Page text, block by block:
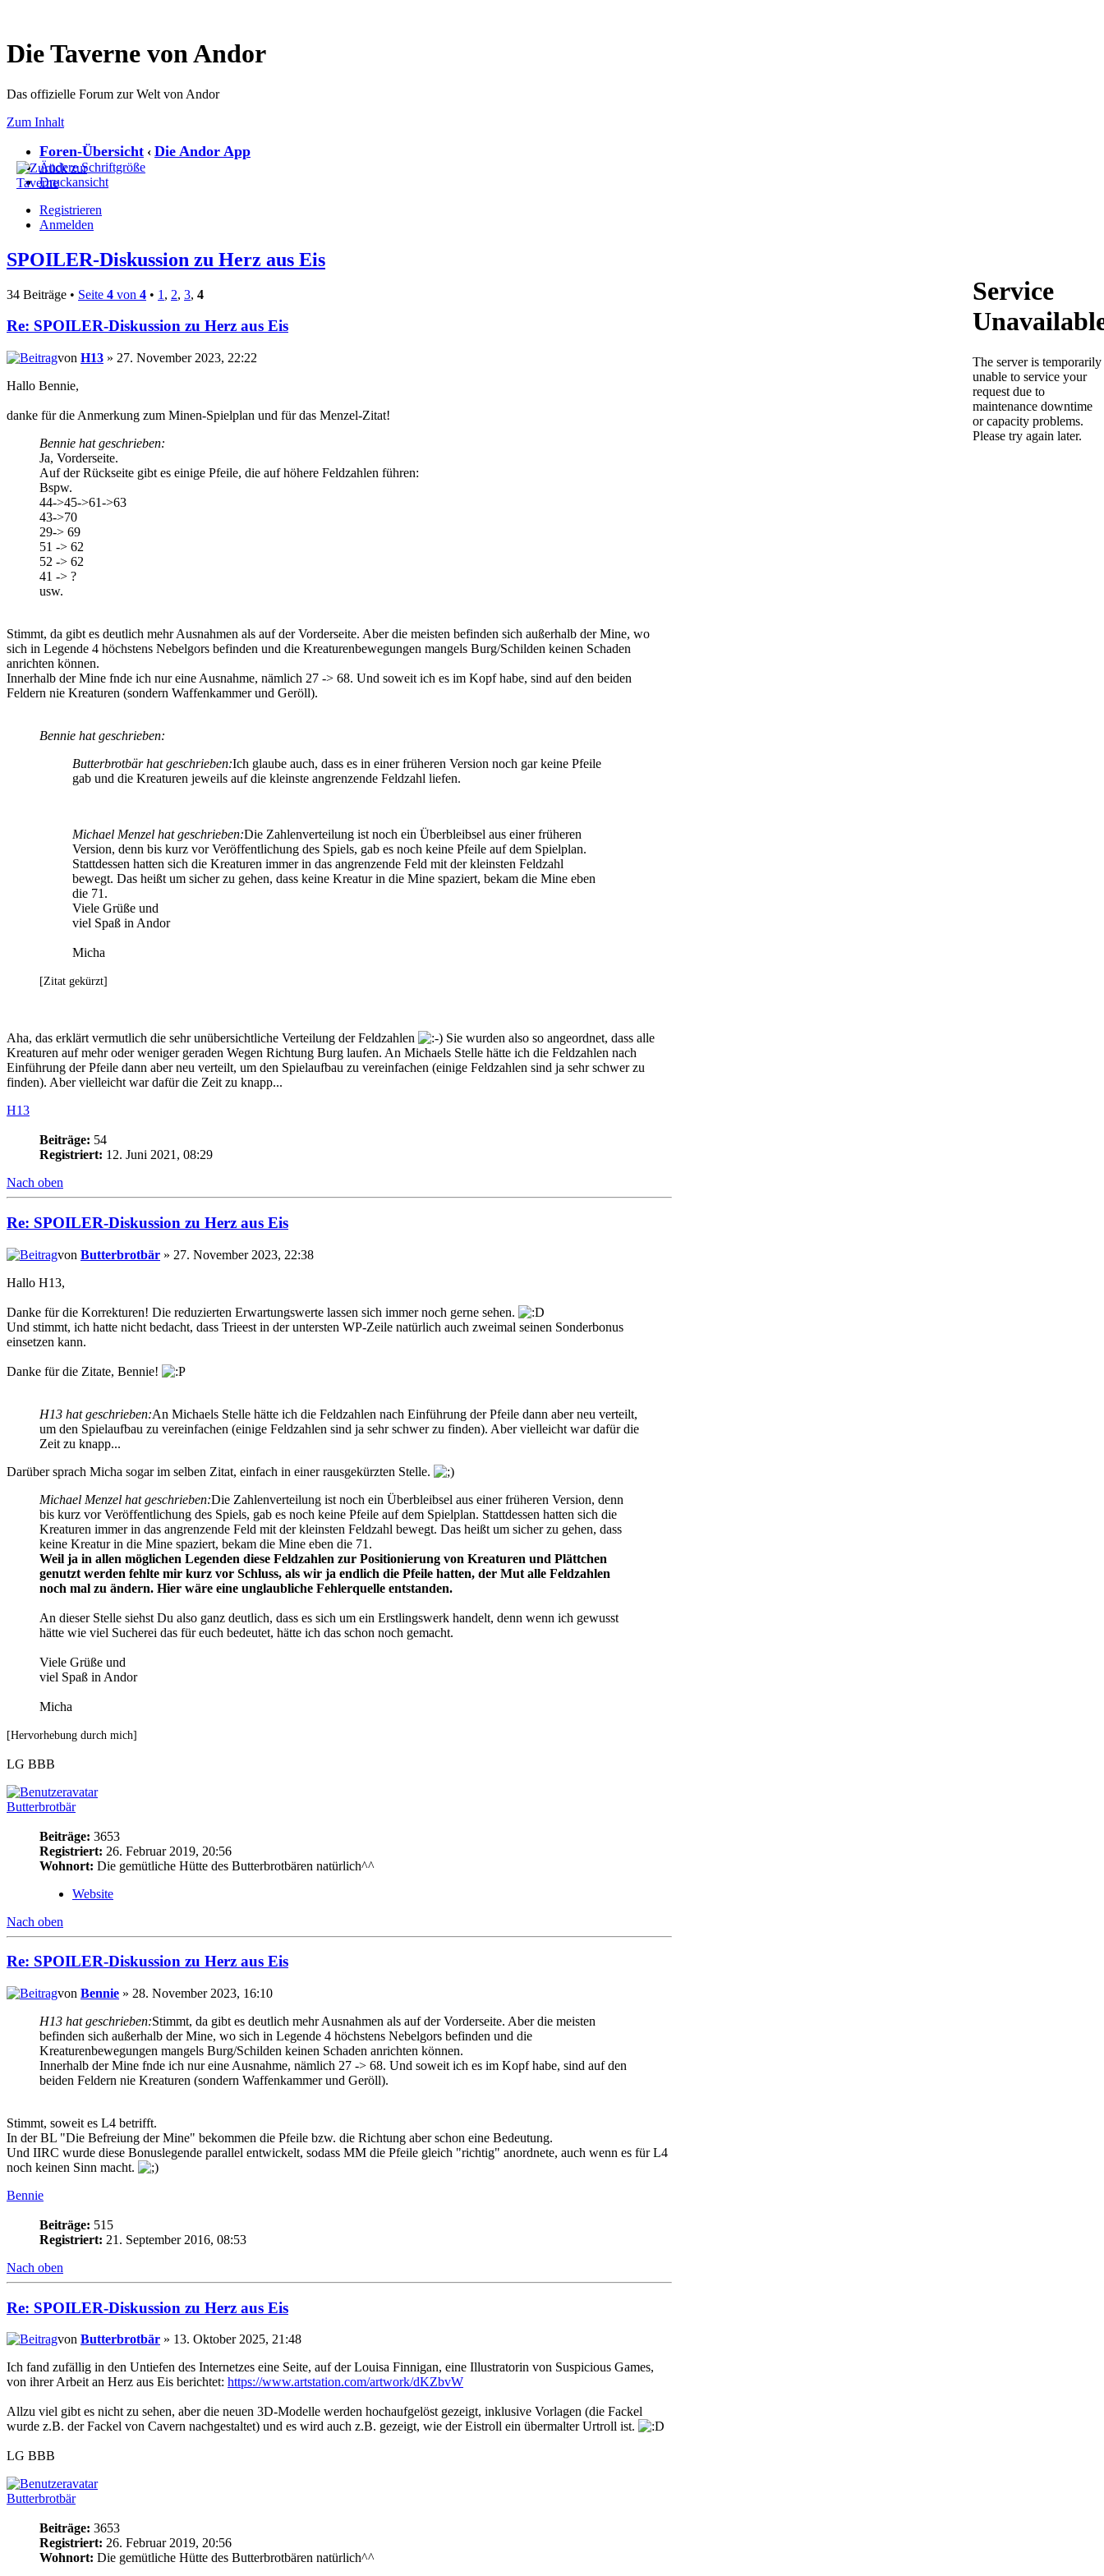
Die Taverne von Andor
Das offizielle Forum zur Welt von Andor
Zum Inhalt
Foren-Übersicht ‹ Die Andor App
Ändere Schriftgröße
Druckansicht
Registrieren
Anmelden
SPOILER-Diskussion zu Herz aus Eis
34 Beiträge • Seite 4 von 4 • 1 , 2, 3, 4
Re: SPOILER-Diskussion zu Herz aus Eis
von H13 » 27. November 2023, 22:22
Hallo Bennie,
danke für die Anmerkung zum Minen-Spielplan und für das Menzel-Zitat!
Bennie hat geschrieben:
Ja, Vorderseite.
Auf der Rückseite gibt es einige Pfeile, die auf höhere Feldzahlen führen:
Bspw.
44->45->61->63
43->70
29-> 69
51 -> 62
52 -> 62
41 -> ?
usw.
Stimmt, da gibt es deutlich mehr Ausnahmen als auf der Vorderseite. Aber die meisten befinden sich außerhalb der Mine, wo
sich in Legende 4 höchstens Nebelgors befinden und die Kreaturenbewegungen mangels Burg/Schilden keinen Schaden
anrichten können.
Innerhalb der Mine fnde ich nur eine Ausnahme, nämlich 27 -> 68. Und soweit ich es im Kopf habe, sind auf den beiden
Feldern nie Kreaturen (sondern Waffenkammer und Geröll).
Bennie hat geschrieben:
Butterbrotbär hat geschrieben:Ich glaube auch, dass es in einer früheren Version noch gar keine Pfeile
gab und die Kreaturen jeweils auf die kleinste angrenzende Feldzahl liefen.
Michael Menzel hat geschrieben:Die Zahlenverteilung ist noch ein Überbleibsel aus einer früheren
Version, denn bis kurz vor Veröffentlichung des Spiels, gab es noch keine Pfeile auf dem Spielplan.
Stattdessen hatten sich die Kreaturen immer in das angrenzende Feld mit der kleinsten Feldzahl
bewegt. Das heißt um sicher zu gehen, dass keine Kreatur in die Mine spaziert, bekam die Mine eben
die 71.
Viele Grüße und
viel Spaß in Andor
Micha
[Zitat gekürzt]
Aha, das erklärt vermutlich die sehr unübersichtliche Verteilung der Feldzahlen
Sie wurden also so angeordnet, dass alle
Kreaturen auf mehr oder weniger geraden Wegen Richtung Burg laufen. An Michaels Stelle hätte ich die Feldzahlen nach
Einführung der Pfeile dann aber neu verteilt, um den Spielaufbau zu vereinfachen (einige Feldzahlen sind ja sehr schwer zu
finden). Aber vielleicht war dafür die Zeit zu knapp...
H13
Beiträge: 54
Registriert: 12. Juni 2021, 08:29
Nach oben
Re: SPOILER-Diskussion zu Herz aus Eis
von Butterbrotbär » 27. November 2023, 22:38
Hallo H13,
Danke für die Korrekturen! Die reduzierten Erwartungswerte lassen sich immer noch gerne sehen.
Und stimmt, ich hatte nicht bedacht, dass Trieest in der untersten WP-Zeile natürlich auch zweimal seinen Sonderbonus
einsetzen kann.
Danke für die Zitate, Bennie!
H13 hat geschrieben:An Michaels Stelle hätte ich die Feldzahlen nach Einführung der Pfeile dann aber neu verteilt,
um den Spielaufbau zu vereinfachen (einige Feldzahlen sind ja sehr schwer zu finden). Aber vielleicht war dafür die
Zeit zu knapp...
Darüber sprach Micha sogar im selben Zitat, einfach in einer rausgekürzten Stelle.
Michael Menzel hat geschrieben:Die Zahlenverteilung ist noch ein Überbleibsel aus einer früheren Version, denn
bis kurz vor Veröffentlichung des Spiels, gab es noch keine Pfeile auf dem Spielplan. Stattdessen hatten sich die
Kreaturen immer in das angrenzende Feld mit der kleinsten Feldzahl bewegt. Das heißt um sicher zu gehen, dass
keine Kreatur in die Mine spaziert, bekam die Mine eben die 71.
Weil ja in allen möglichen Legenden diese Feldzahlen zur Positionierung von Kreaturen und Plättchen
genutzt werden fehlte mir kurz vor Schluss, als wir ja endlich die Pfeile hatten, der Mut alle Feldzahlen
noch mal zu ändern. Hier wäre eine unglaubliche Fehlerquelle entstanden.
An dieser Stelle siehst Du also ganz deutlich, dass es sich um ein Erstlingswerk handelt, denn wenn ich gewusst
hätte wie viel Sucherei das für euch bedeutet, hätte ich das schon noch gemacht.
Viele Grüße und
viel Spaß in Andor
Micha
[Hervorhebung durch mich]
LG BBB
Butterbrotbär
Beiträge: 3653
Registriert: 26. Februar 2019, 20:56
Wohnort: Die gemütliche Hütte des Butterbrotbären natürlich^^
Website
Nach oben
Re: SPOILER-Diskussion zu Herz aus Eis
von Bennie » 28. November 2023, 16:10
H13 hat geschrieben:Stimmt, da gibt es deutlich mehr Ausnahmen als auf der Vorderseite. Aber die meisten
befinden sich außerhalb der Mine, wo sich in Legende 4 höchstens Nebelgors befinden und die
Kreaturenbewegungen mangels Burg/Schilden keinen Schaden anrichten können.
Innerhalb der Mine fnde ich nur eine Ausnahme, nämlich 27 -> 68. Und soweit ich es im Kopf habe, sind auf den
beiden Feldern nie Kreaturen (sondern Waffenkammer und Geröll).
Stimmt, soweit es L4 betrifft.
In der BL "Die Befreiung der Mine" bekommen die Pfeile bzw. die Richtung aber schon eine Bedeutung.
Und IIRC wurde diese Bonuslegende parallel entwickelt, sodass MM die Pfeile gleich "richtig" anordnete, auch wenn es für L4
noch keinen Sinn macht.
Bennie
Beiträge: 515
Registriert: 21. September 2016, 08:53
Nach oben
Re: SPOILER-Diskussion zu Herz aus Eis
von Butterbrotbär » 13. Oktober 2025, 21:48
Ich fand zufällig in den Untiefen des Internetzes eine Seite, auf der Louisa Finnigan, eine Illustratorin von Suspicious Games,
von ihrer Arbeit an Herz aus Eis berichtet: https://www.artstation.com/artwork/dKZbvW
Allzu viel gibt es nicht zu sehen, aber die neuen 3D-Modelle werden hochaufgelöst gezeigt, inklusive Vorlagen (die Fackel
wurde z.B. der Fackel von Cavern nachgestaltet) und es wird auch z.B. gezeigt, wie der Eistroll ein übermalter Urtroll ist.
LG BBB
Butterbrotbär
Beiträge: 3653
Registriert: 26. Februar 2019, 20:56
Wohnort: Die gemütliche Hütte des Butterbrotbären natürlich^^